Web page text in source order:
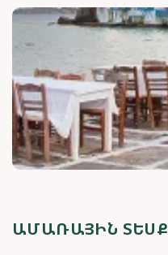
ԱՄԱՌԱՅԻՆ ՏԵՍՔ